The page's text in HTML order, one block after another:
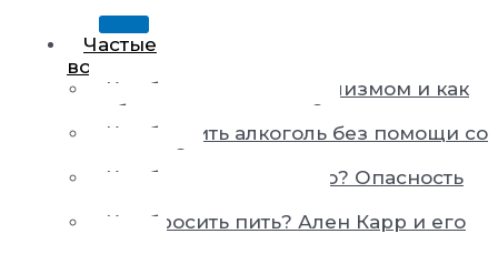
Частые
вопросы
Как бороться с алкоголизмом и как
победить алкоголизм?
Как бросить алкоголь без помощи со
стороны?
Как бросить пить пиво? Опасность
Как бросить пить? Ален Карр и его